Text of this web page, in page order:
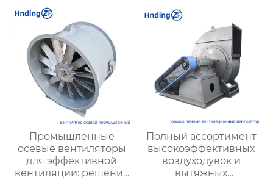
заводах, складах и
офисах, эффективный
и надежный
долговечность для
промышленных
систем вентиляции
Промышленные
осевые вентиляторы
для эффективной
вентиляции: решение
Полный ассортимент
высокоэффективных
воздуходувок и
вытяжных